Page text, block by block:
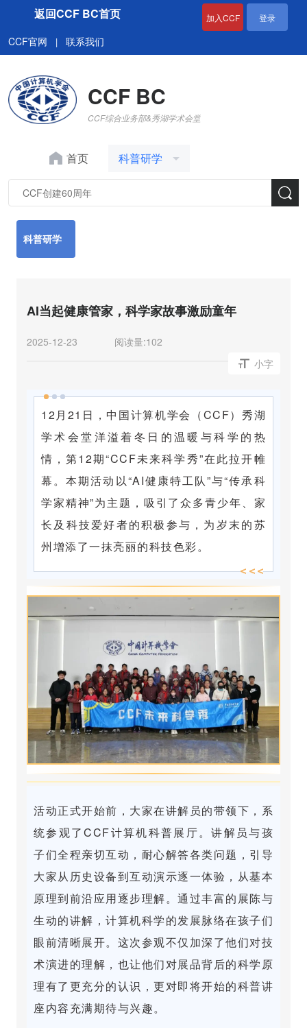
返回CCF BC首页 加入CCF 登录
CCF官网 | 联系我们
CCF BC
CCF综合业务部&秀湖学术会堂
首页 科普研学
科普研学
AI当起健康管家，科学家故事激励童年
2025-12-23 阅读量:102
小字
12月21日，中国计算机学会（CCF） 秀湖
学术会堂 洋溢着冬日的温暖与科学的热
情，第12期“CCF未来科学秀”在此拉开帷
幕。本期活动以“AI健康特工队”与“传承科
学家精神”为主题，吸引了众多青少年、家
长及科技爱好者的积极参与，为岁末的苏
州增添了一抹亮丽的科技色彩。
活动正式开始前，大家在讲解员的带领下，系
统参观了CCF计算机科普展厅。讲解员与孩
子们全程亲切互动，耐心解答各类问题，引导
大家从历史设备到互动演示逐一体验，从基本
原理到前沿应用逐步理解。通过丰富的展陈与
生动的讲解，计算机科学的发展脉络在孩子们
眼前清晰展开。这次参观不仅加深了他们对技
术演进的理解，也让他们对展品背后的科学原
理有了更充分的认识，更对即将开始的科普讲
座内容充满期待与兴趣。